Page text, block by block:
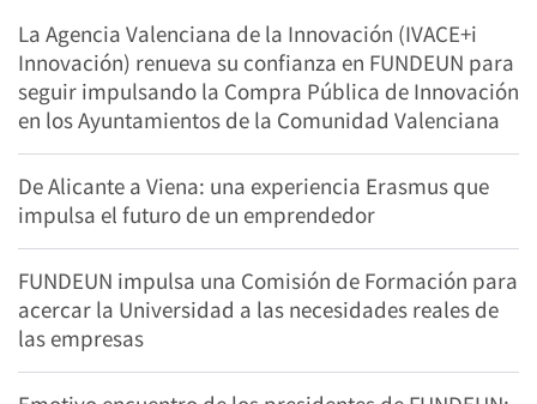
La Agencia Valenciana de la Innovación (IVACE+i
Innovación) renueva su confianza en FUNDEUN para
seguir impulsando la Compra Pública de Innovación
en los Ayuntamientos de la Comunidad Valenciana
De Alicante a Viena: una experiencia Erasmus que
impulsa el futuro de un emprendedor
FUNDEUN impulsa una Comisión de Formación para
acercar la Universidad a las necesidades reales de
las empresas